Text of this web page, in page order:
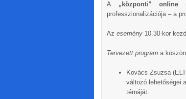
A „központi” online
professzionalizációja – a
Az esemény 10.30-kor
Tervezett program a
Kovács Zsuzsa
változó lehetőségei
témáját.